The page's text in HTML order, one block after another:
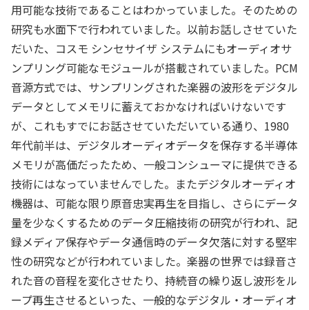
用可能な技術であることはわかっていました。そのための
研究も水面下で行われていました。以前お話しさせていた
だいた、コスモ シンセサイザ システムにもオーディオサ
ンプリング可能なモジュールが搭載されていました。PCM
音源方式では、サンプリングされた楽器の波形をデジタル
データとしてメモリに蓄えておかなければいけないです
が、これもすでにお話させていただいている通り、1980
年代前半は、デジタルオーディオデータを保存する半導体
メモリが高価だったため、一般コンシューマに提供できる
技術にはなっていませんでした。またデジタルオーディオ
機器は、可能な限り原音忠実再生を目指し、さらにデータ
量を少なくするためのデータ圧縮技術の研究が行われ、記
録メディア保存やデータ通信時のデータ欠落に対する堅牢
性の研究などが行われていました。楽器の世界では録音さ
れた音の音程を変化させたり、持続音の繰り返し波形をル
ープ再生させるといった、一般的なデジタル・オーディオ